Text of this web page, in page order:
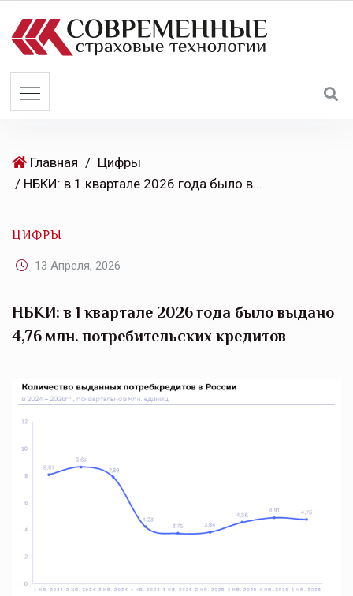
Главная / Цифры
/ НБКИ: в 1 квартале 2026 года было выдано 4,76 млн. потребительских кредитов
ЦИФРЫ
13 Апреля, 2026
НБКИ: в 1 квартале 2026 года было выдано
4,76 млн. потребительских кредитов